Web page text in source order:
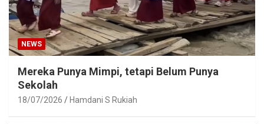
NEWS
Mereka Punya Mimpi, tetapi Belum Punya
Sekolah
18/07/2026 Hamdani S Rukiah